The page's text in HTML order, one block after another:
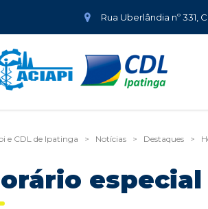
Rua Uberlândia nº 331,
e CDL de Ipatinga > Notícias > Destaques >